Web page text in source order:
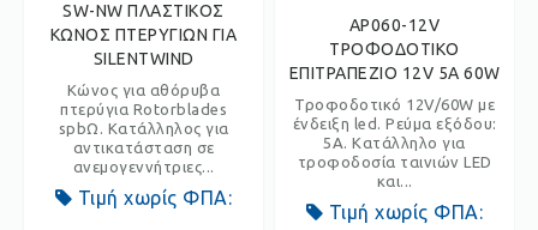
SW-NW ΠΛΑΣΤΙΚΟΣ
ΚΩΝΟΣ ΠΤΕΡΥΓΙΩΝ ΓΙΑ
SILENTWIND
Κώνος για αθόρυβα
πτερύγια Rotorblades
spbΩ. Κατάλληλος για
αντικατάσταση σε
ανεμογεννήτριες...
Τιμή χωρίς ΦΠΑ:
AP060-12V
ΤΡΟΦΟΔΟΤΙΚΟ
ΕΠΙΤΡΑΠΕΖΙΟ 12V 5A 60W
Τροφοδοτικό 12V/60W με
ένδειξη led. Ρεύμα εξόδου:
5A. Κατάλληλο για
τροφοδοσία ταινιών LED
και...
Τιμή χωρίς ΦΠΑ: